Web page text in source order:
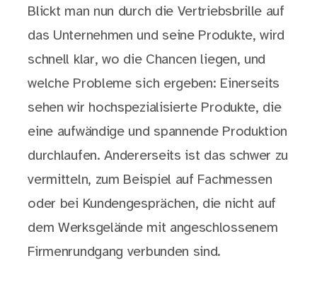
Blickt man nun durch die Vertriebsbrille auf
das Unternehmen und seine Produkte, wird
schnell klar, wo die Chancen liegen, und
welche Probleme sich ergeben: Einerseits
sehen wir hochspezialisierte Produkte, die
eine aufwändige und spannende Produktion
durchlaufen. Andererseits ist das schwer zu
vermitteln, zum Beispiel auf Fachmessen
oder bei Kundengesprächen, die nicht auf
dem Werksgelände mit angeschlossenem
Firmenrundgang verbunden sind.